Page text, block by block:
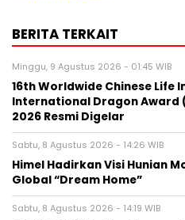
BERITA TERKAIT
Minggu, 9 Agustus 2026 - 01:45 WIB
16th Worldwide Chinese Life
International Dragon Award
2026 Resmi Digelar
Sabtu, 8 Agustus 2026 - 14:26 WIB
Himel Hadirkan Visi Hunian
Global “Dream Home”
Sabtu, 8 Agustus 2026 - 14:19 WIB